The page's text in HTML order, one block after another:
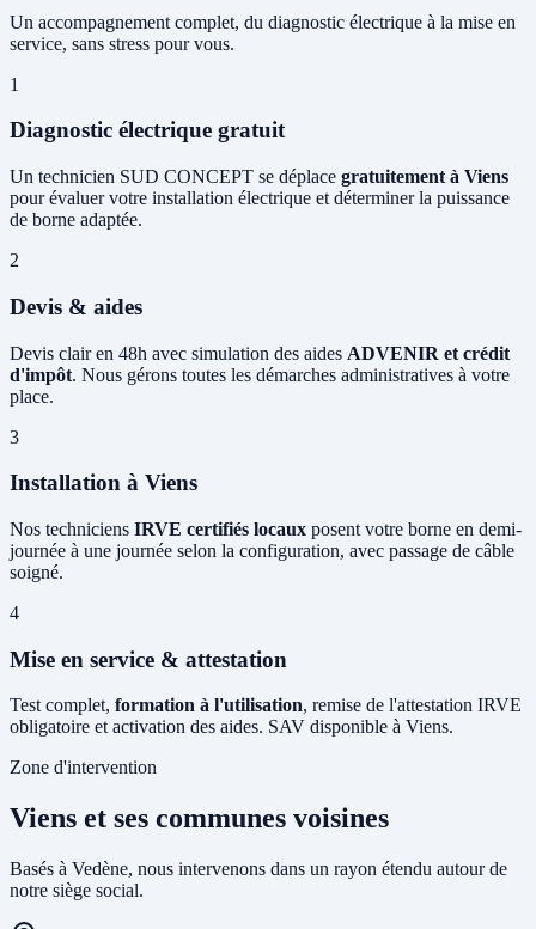
Un accompagnement complet, du diagnostic électrique à la mise en
service, sans stress pour vous.
1
Diagnostic électrique gratuit
Un technicien SUD CONCEPT se déplace gratuitement à Viens
pour évaluer votre installation électrique et déterminer la puissance
de borne adaptée.
2
Devis & aides
Devis clair en 48h avec simulation des aides ADVENIR et crédit
d'impôt. Nous gérons toutes les démarches administratives à votre
place.
3
Installation à Viens
Nos techniciens IRVE certifiés locaux posent votre borne en demi-
journée à une journée selon la configuration, avec passage de câble
soigné.
4
Mise en service & attestation
Test complet, formation à l'utilisation, remise de l'attestation IRVE
obligatoire et activation des aides. SAV disponible à Viens.
Zone d'intervention
Viens et ses communes voisines
Basés à Vedène, nous intervenons dans un rayon étendu autour de
notre siège social.